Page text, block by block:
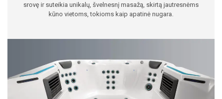
srovę ir suteikia unikalų, švelnesnį masažą, skirtą jautresnėms
kūno vietoms, tokioms kaip apatinė nugara.